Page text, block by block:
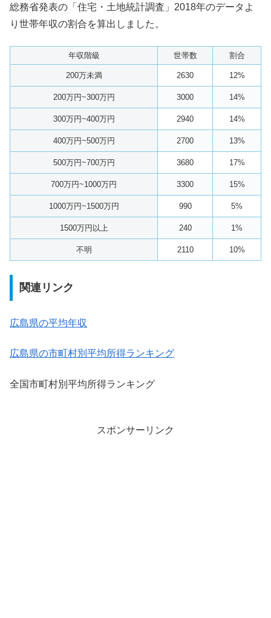
総務省発表の「住宅・土地統計調査」2018年のデータよ
り世帯年収の割合を算出しました。
年収階級 世帯数 割合
200万未満 2630 12%
200万円~300万円 3000 14%
300万円~400万円 2940 14%
400万円~500万円 2700 13%
500万円~700万円 3680 17%
700万円~1000万円 3300 15%
1000万円~1500万円 990 5%
1500万円以上 240 1%
不明 2110 10%
関連リンク
広島県の平均年収
広島県の市町村別平均所得ランキング
全国市町村別平均所得ランキング
スポンサーリンク